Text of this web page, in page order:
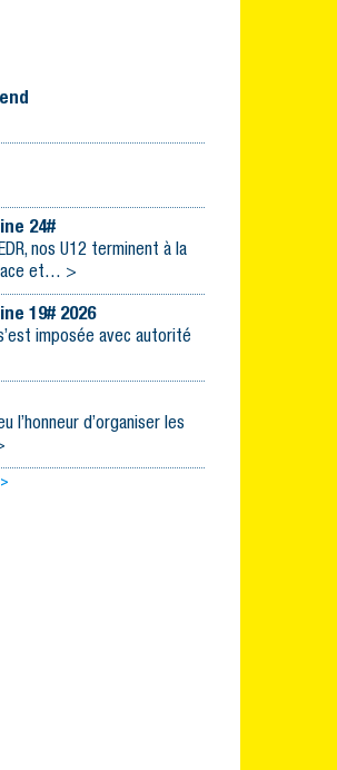
24#
nos U12 terminent à la
et… >
19# 2026
imposée avec autorité
l’honneur d’organiser les